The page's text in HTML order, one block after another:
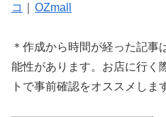
コ
OZmall
＊作成から時間が経った記
能性があります。お店に行く
トで事前確認をオススメしま